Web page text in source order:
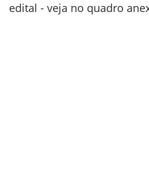
edital - veja no quadro